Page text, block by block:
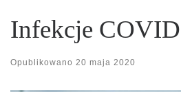
Infekcje
Opublikowano 20 maja 2020